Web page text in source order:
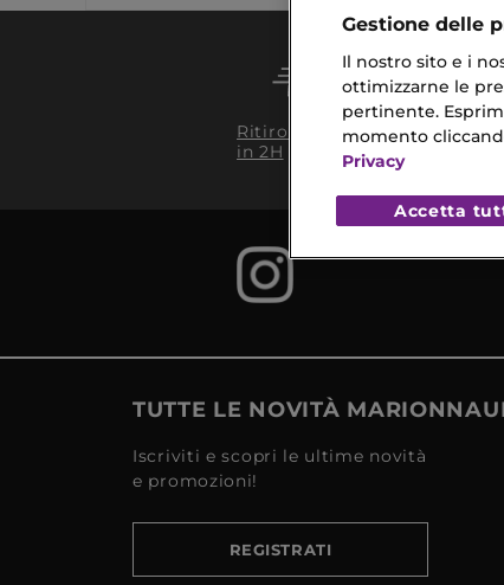
Ritiro in negozio
in 2H
da
TUTTE LE NOVITÀ
Iscriviti e scopri le ultime novità
e promozioni!
REGISTRATI
Gestione delle
Il nostro sito e i
ottimizzarne le
pertinente.
momento
Privacy
Accetta